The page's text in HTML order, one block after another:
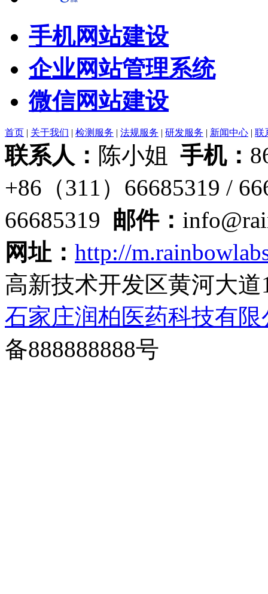
手机网站建设
企业网站管理系统
微信网站建设
首页 | 关于我们 | 检测服务 | 法规服务 | 研发服务 | 新闻中心 | 联
联系人： 陈小姐 手机：
+86（311）66685319 /
66685319 邮件：
网址： http://
高新技术开发区黄河大
石家庄润柏医药科技有限
备888888888号